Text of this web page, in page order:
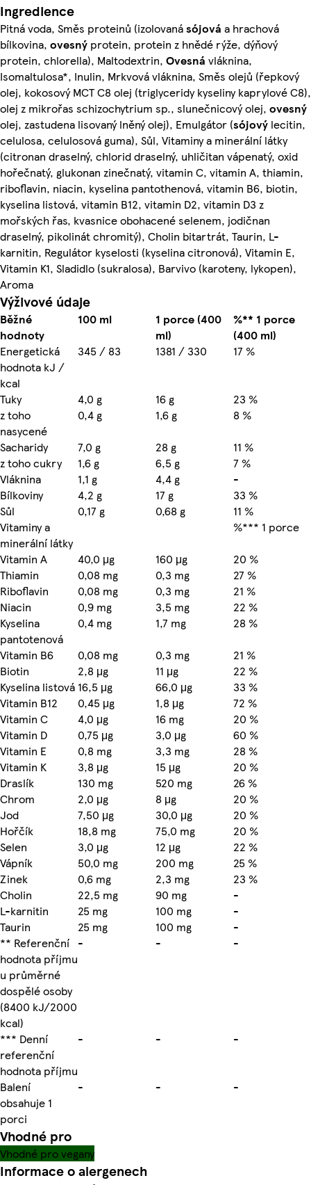
Ingredience
Pitná voda, Směs proteinů (izolovanásójová a hrachová
bílkovina, ovesný protein, protein z hnědé rýže, dýňový
protein, chlorella), Maltodextrin, Ovesná vláknina,
Isomaltulosa*, Inulin, Mrkvová vláknina, Směs olejů (řepkový
olej, kokosový MCT C8 olej (triglyceridy kyseliny kaprylové C8),
olej z mikrořas schizochytrium sp., slunečnicový olej, ovesný
olej, zastudena lisovaný lněný olej), Emulgátor (sójový lecitin,
celulosa, celulosová guma), Sůl, Vitaminy a minerální látky
(citronan draselný, chlorid draselný, uhličitan vápenatý, oxid
hořečnatý, glukonan zinečnatý, vitamin C, vitamin A, thiamin,
riboflavin, niacin, kyselina pantothenová, vitamin B6, biotin,
kyselina listová, vitamin B12, vitamin D2, vitamin D3 z
mořských řas, kvasnice obohacené selenem, jodičnan
draselný, pikolinát chromitý), Cholin bitartrát, Taurin, L-
karnitin, Regulátor kyselosti (kyselina citronová), Vitamin E,
Vitamin K1, Sladidlo (sukralosa), Barvivo (karoteny, lykopen),
Aroma
Výživové údaje
Běžné
hodnoty
100 ml
1 porce (400
ml)
%** 1 porce
(400 ml)
Energetická
hodnota kJ /
kcal
345 / 83 1381 / 330 17 %
Tuky 4,0 g 16 g
23 %
z toho
nasycené
0,4 g 1,6 g
8 %
Sacharidy
7,0 g 28 g
11 %
z toho cukry
1,6 g 6,5 g
7 %
Vláknina
1,1 g 4,4 g
-
Bílkoviny
4,2 g 17 g
33 %
Sůl
0,17 g 0,68 g
11 %
Vitaminy a
minerální látky
%*** 1 porce
Vitamin A
40,0 μg 160 μg
20 %
Thiamin
0,08 mg 0,3 mg
27 %
Riboflavin
0,08 mg 0,3 mg
21 %
Niacin
0,9 mg 3,5 mg
22 %
Kyselina
pantotenová
0,4 mg 1,7 mg
28 %
Vitamin B6
0,08 mg 0,3 mg
21 %
Biotin
2,8 μg 11 μg
22 %
Kyselina listová 16,5 μg 66,0 μg
33 %
Vitamin B12
0,45 μg 1,8 μg
72 %
Vitamin C
4,0 μg 16 mg
20 %
Vitamin D
0,75 μg 3,0 μg
60 %
Vitamin E
0,8 mg 3,3 mg
28 %
Vitamin K
3,8 μg 15 μg
20 %
Draslík
130 mg 520 mg
26 %
Chrom
2,0 μg 8 μg
20 %
Jod
7,50 μg 30,0 μg
20 %
Hořčík
18,8 mg 75,0 mg
20 %
Selen
3,0 μg 12 μg
22 %
Vápník
50,0 mg 200 mg
25 %
Zinek
0,6 mg 2,3 mg
23 %
Cholin
22,5 mg 90 mg
-
L-karnitin
25 mg 100 mg
-
Taurin
25 mg 100 mg
-
** Referenční
hodnota příjmu
u průměrné
dospělé osoby
(8400 kJ/2000
kcal)
- - -
*** Denní
referenční
hodnota příjmu
- - -
Balení
obsahuje 1
porci
- - -
Vhodné pro
Vhodné pro vegany
Informace o alergenech